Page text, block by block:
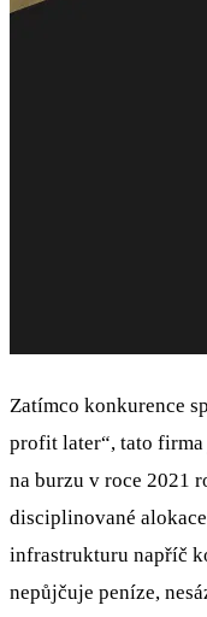
Zatímco konkurence
profit later“, tato firma
na burzu v roce 2021
disciplinované
infrastrukturu napříč
nepůjčuje peníze,